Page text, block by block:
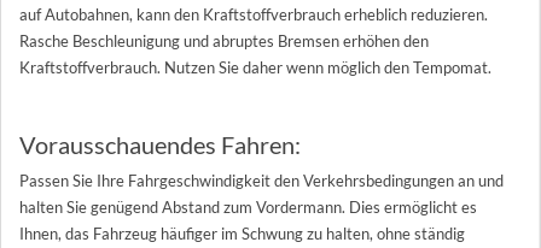
auf Autobahnen, kann den Kraftstoffverbrauch erheblich reduzieren.
Rasche Beschleunigung und abruptes Bremsen erhöhen den
Kraftstoffverbrauch. Nutzen Sie daher wenn möglich den Tempomat.
Vorausschauendes Fahren:
Passen Sie Ihre Fahrgeschwindigkeit den Verkehrsbedingungen an und
halten Sie genügend Abstand zum Vordermann. Dies ermöglicht es
Ihnen, das Fahrzeug häufiger im Schwung zu halten, ohne ständig